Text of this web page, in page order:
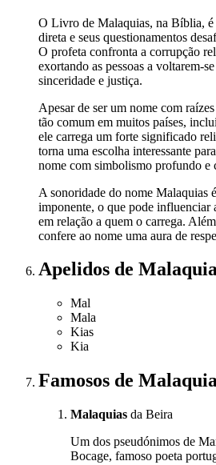
O Livro de Malaquias, na Bíblia,
direta e seus questionamentos
O profeta confronta a corrupção
exortando as pessoas a voltarem-
sinceridade e justiça.
Apesar de ser um nome com
tão comum em muitos países,
ele carrega um forte significado
torna uma escolha interessante
nome com simbolismo profundo e
A sonoridade do nome Malaquias
imponente, o que pode influenciar
em relação a quem o carrega.
confere ao nome uma aura de
Apelidos de
Mal
Mala
Kias
Kia
Famosos de
Malaquias da Beira
Um dos pseudónimos de
Bocage, famoso poeta